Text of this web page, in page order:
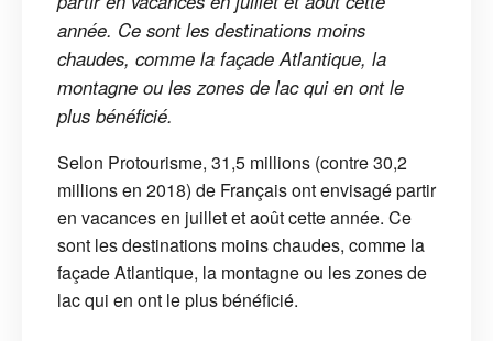
année. Ce sont les destinations moins
chaudes, comme la façade Atlantique, la
montagne ou les zones de lac qui en ont le
plus bénéficié.
Selon Protourisme, 31,5 millions (contre 30,2
millions en 2018) de Français ont envisagé partir
en vacances en juillet et août cette année. Ce
sont les destinations moins chaudes, comme la
façade Atlantique, la montagne ou les zones de
lac qui en ont le plus bénéficié.